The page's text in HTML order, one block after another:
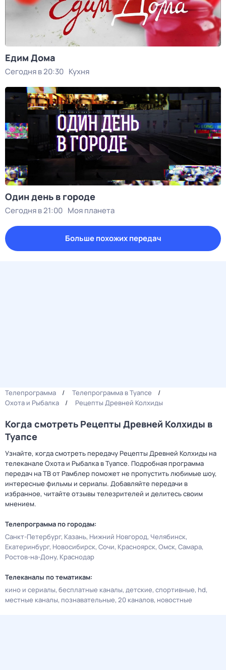
Едим Дома
Сегодня в 20:30 Кухня
Один день в городе
Сегодня в 21:00 Моя планета
Больше похожих передач
Телепрограмма
Телепрограмма в Туапсе
Охота и Рыбалка
Рецепты Древней Колхиды
Когда смотреть Рецепты Древней Колхиды в
Туапсе
Узнайте, когда смотреть передачу Рецепты Древней Колхиды на
телеканале Охота и Рыбалка в Туапсе. Подробная программа
передач на ТВ от Рамблер поможет не пропустить любимые шоу,
интересные фильмы и сериалы. Добавляйте передачи в
избранное, читайте отзывы телезрителей и делитесь своим
мнением.
Телепрограмма по городам:
Санкт-Петербург Казань Нижний Новгород Челябинск
Екатеринбург Новосибирск Сочи Красноярск Омск Самара
Ростов-на-Дону Краснодар
Телеканалы по тематикам:
кино и сериалы бесплатные каналы детские спортивные hd
местные каналы познавательные 20 каналов новостные